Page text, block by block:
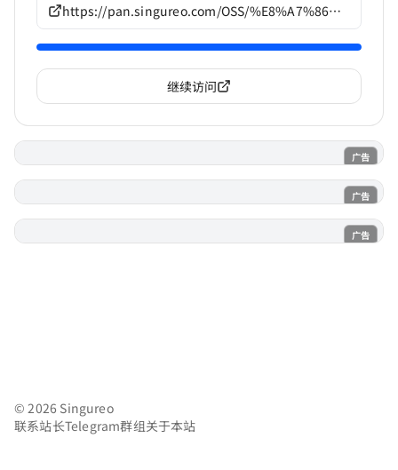
https://pan.singureo.com/OSS/%E8%A7%86%E8%A7%89%E5%B0%8F%E8%AF%B4/Carol%20Works%E4%BD%9C%E5%93%81/G481
继续访问
广告
电子魅魔
广告
魔法喵
广告
© 2026 Singureo
联系站长Telegram群组关于本站